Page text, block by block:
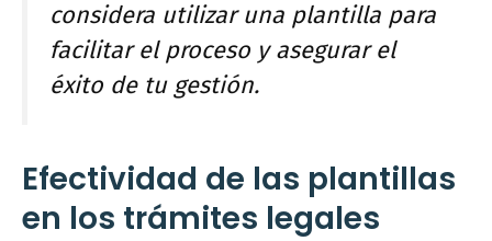
considera utilizar una plantilla para
facilitar el proceso y asegurar el
éxito de tu gestión.
Efectividad de las plantillas
en los trámites legales